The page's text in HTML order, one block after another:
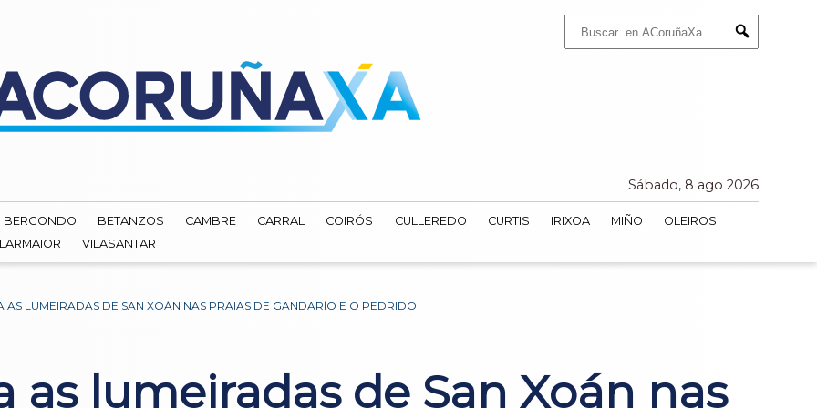
Submit
Sábado, 8 ago 2026
BERGONDO BETANZOS CAMBRE CARRAL COIRÓS CULLEREDO CURTIS IRIXOA MIÑO
OLEIROS
VILASANTAR
AS LUMEIRADAS DE SAN XOÁN NAS PRAIAS DE GANDARÍO E O PEDRIDO
lumeiradas de San Xoán nas